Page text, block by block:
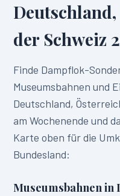
der Schweiz
Finde Dampflok-
Museumsbahnen und
Deutschland,
am Wochenende und
Karte oben für die
Bundesland:
Museumsbahnen in